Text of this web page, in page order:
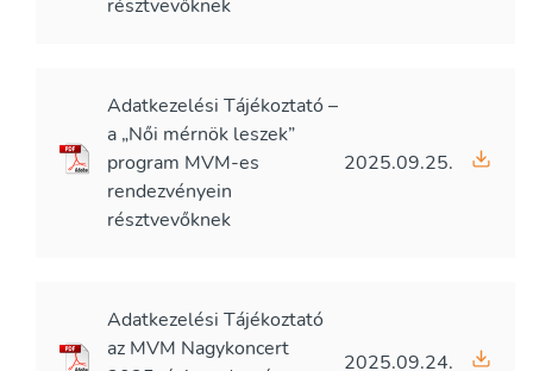
résztvevőknek
Adatkezelési Tájékoztató –
a „Női mérnök leszek”
program MVM-es
rendezvényein
résztvevőknek
2025.09.25.
Adatkezelési Tájékoztató
az MVM Nagykoncert
2025.09.24.